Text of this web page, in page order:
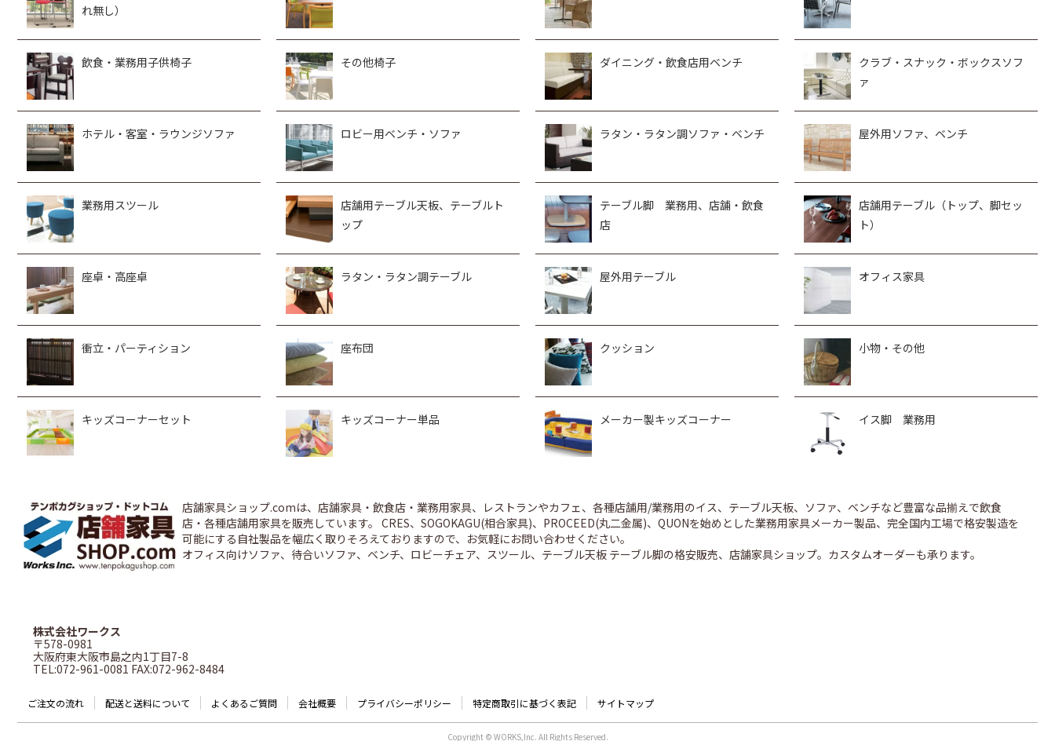
れ無し）
飲食・業務用子供椅子 その他椅子 ダイニング・飲食店用ベンチ
クラブ・スナック・ボックスソフ
ァ
ホテル・客室・ラウンジソファ ロビー用ベンチ・ソファ ラタン・ラタン調ソファ・ベンチ 屋外用ソファ、ベンチ
業務用スツール
店舗用テーブル天板、テーブルト
ップ
テーブル脚 業務用、店舗・飲食
店
店舗用テーブル（トップ、脚セッ
ト）
座卓・高座卓 ラタン・ラタン調テーブル 屋外用テーブル オフィス家具
衝立・パーティション 座布団 クッション 小物・その他
キッズコーナーセット キッズコーナー単品 メーカー製キッズコーナー イス脚 業務用
店舗家具ショップ.comは、店舗家具・飲食店・業務用家具、レストランやカフェ、各種店舗用/業務用のイス、テーブル天板、ソファ、ベンチなど豊富な品揃えで飲食
店・各種店舗用家具を販売しています。 CRES、SOGOKAGU(相合家具)、PROCEED(丸二金属)、QUONを始めとした業務用家具メーカー製品、完全国内工場で格安製造を
可能にする自社製品を幅広く取りそろえておりますので、お気軽にお問い合わせください。
オフィス向けソファ、待合いソファ、ベンチ、ロビーチェア、スツール、テーブル天板 テーブル脚の格安販売、店舗家具ショップ。カスタムオーダーも承ります。
株式会社ワークス
〒578-0981
大阪府東大阪市島之内1丁目7-8
TEL:072-961-0081 FAX:072-962-8484
ご注文の流れ 配送と送料について よくあるご質問 会社概要 プライバシーポリシー 特定商取引に基づく表記 サイトマップ
Copyright © WORKS,Inc. All Rights Reserved.